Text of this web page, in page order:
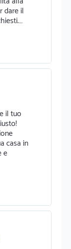
dare il
il tuo
casa in
e